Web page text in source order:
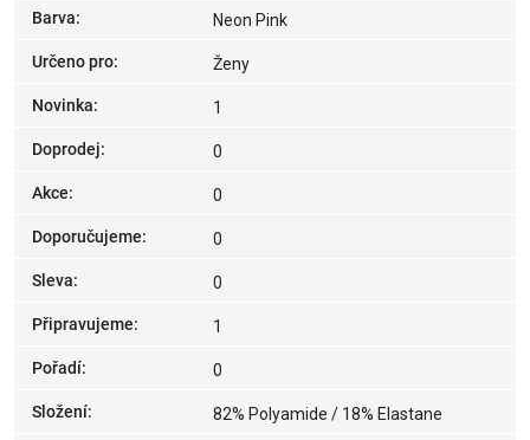
Barva: Neon Pink
Určeno pro: Ženy
Novinka: 1
Doprodej: 0
Akce: 0
Doporučujeme: 0
Sleva: 0
Připravujeme: 1
Pořadí: 0
Složení: 82% Polyamide / 18% Elastane